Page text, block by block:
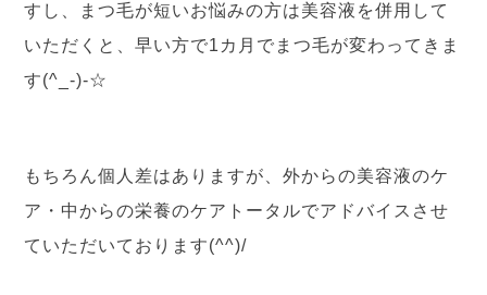
すし、まつ毛が短いお悩みの方は美容液を併用して
いただくと、早い方で1カ月でまつ毛が変わってきま
す(^_-)-☆
もちろん個人差はありますが、外からの美容液のケ
ア・中からの栄養のケアトータルでアドバイスさせ
ていただいております(^^)/